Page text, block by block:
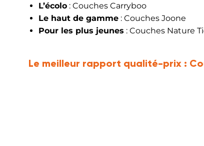
L’écolo : Couches Carryboo
Le haut de gamme : Couches Joone
Pour les plus jeunes : Couches Nature
Le meilleur rapport qualité-prix :